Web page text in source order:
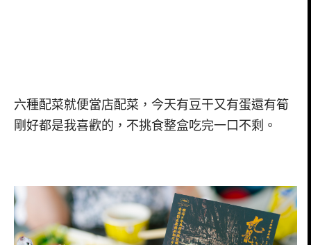
六種配菜就便當店配菜，今天有豆干又有蛋還有筍
剛好都是我喜歡的，不挑食整盒吃完一口不剩。